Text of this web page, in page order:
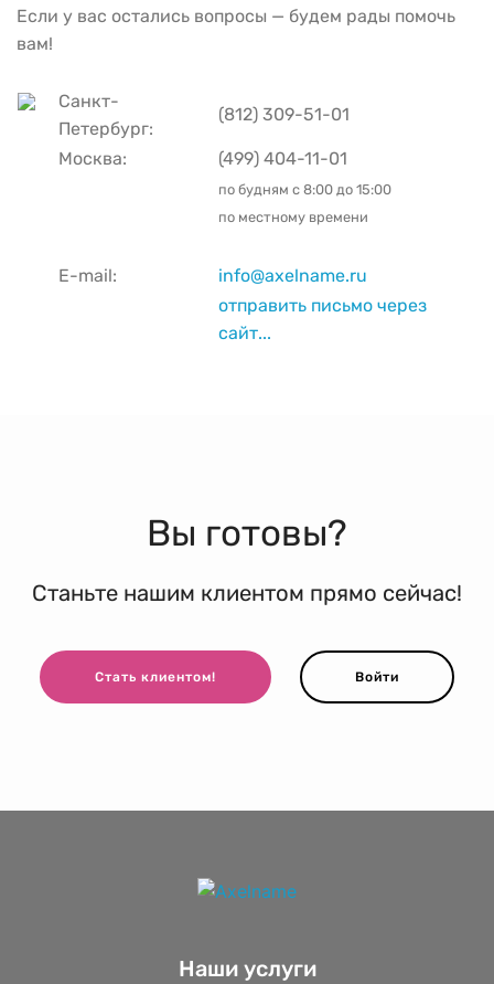
Если у вас остались вопросы — будем рады помочь
вам!
Санкт-
Петербург:
(812) 309-51-01
Москва: (499) 404-11-01
по будням с 8:00 до 15:00
по местному времени
E-mail:
info@axelname.ru
отправить письмо через
сайт...
Вы готовы?
Станьте нашим клиентом прямо сейчас!
Стать клиентом! Войти
Наши услуги